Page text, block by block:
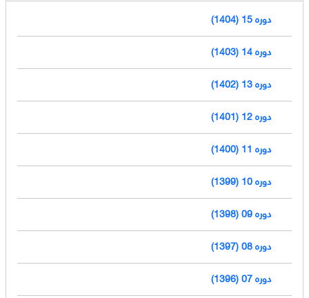
دوره 15 (1404)
دوره 14 (1403)
دوره 13 (1402)
دوره 12 (1401)
دوره 11 (1400)
دوره 10 (1399)
دوره 09 (1398)
دوره 08 (1397)
دوره 07 (1396)